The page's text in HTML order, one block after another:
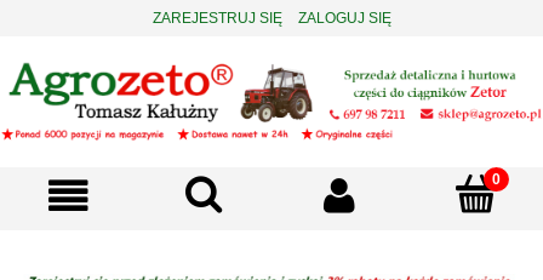
ZAREJESTRUJ SIĘ ZALOGUJ SIĘ